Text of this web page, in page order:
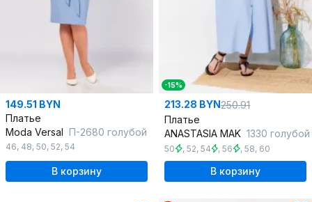
149.51 BYN
Платье
Moda Versal П-2680 голубой
46, 48, 50, 52, 54
В корзину
-15%
213.28 BYN250.91
Платье
ANASTASIA MAK 1330 голубой
50 , 52, 54 , 56 , 58, 60
В корзину